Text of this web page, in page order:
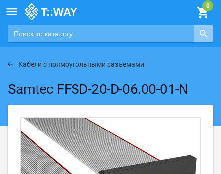

Кабели с прямоугольными разъемами
Samtec FFSD-20-D-06.00-01-N